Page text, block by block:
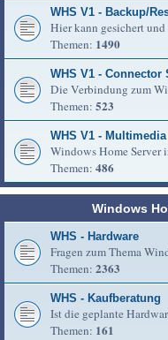
WHS V1 - Backup/
Hier kann gesichert
Themen: 1490
WHS V1 - Connector
Die Verbindung zum
Themen: 523
WHS V1 - Multimedia
Windows Home
Themen: 486
Windows
WHS - Hardware
Fragen zum Thema
Themen: 2363
WHS - Kaufberatung
Ist die geplante
Themen: 161